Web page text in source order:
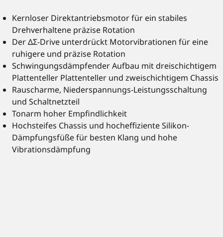
Kernloser Direktantriebsmotor für ein stabiles
Drehverhaltene präzise Rotation
Der ΔΣ-Drive unterdrückt Motorvibrationen für eine
ruhigere und präzise Rotation
Schwingungsdämpfender Aufbau mit dreischichtigem
Plattenteller Plattenteller und zweischichtigem Chassis
Rauscharme, Niederspannungs-Leistungsschaltung
und Schaltnetzteil
Tonarm hoher Empfindlichkeit
Hochsteifes Chassis und hocheffiziente Silikon-
Dämpfungsfüße für besten Klang und hohe
Vibrationsdämpfung